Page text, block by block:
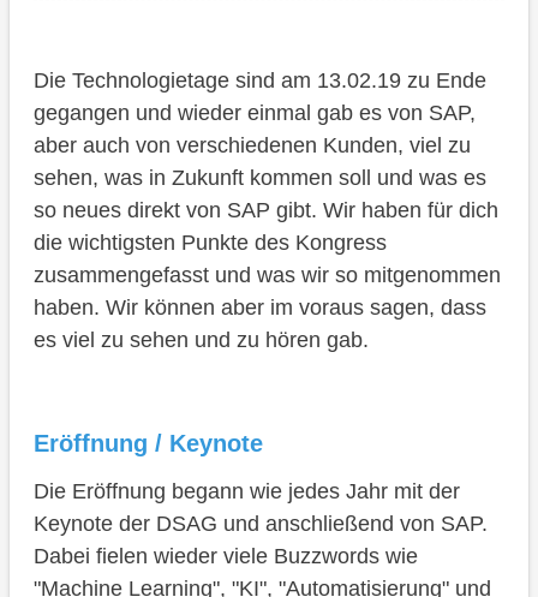
DSAG
SAP
Tag 1 - SAP Roadmaps und Vorstellungen
APIs
ABAP Environment
SAP Fiori / UI5
Die Technologietage sind am 13.02.19 zu Ende
gegangen und wieder einmal gab es von SAP,
aber auch von verschiedenen Kunden, viel zu
sehen, was in Zukunft kommen soll und was es
so neues direkt von SAP gibt. Wir haben für dich
die wichtigsten Punkte des Kongress
zusammengefasst und was wir so mitgenommen
haben. Wir können aber im voraus sagen, dass
es viel zu sehen und zu hören gab.
Eröffnung / Keynote
Die Eröffnung begann wie jedes Jahr mit der
Keynote der DSAG und anschließend von SAP.
Dabei fielen wieder viele Buzzwords wie
"Machine Learning", "KI", "Automatisierung" und